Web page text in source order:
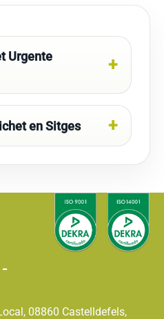
Urgente
en Sitges
08860 Castelldefels,